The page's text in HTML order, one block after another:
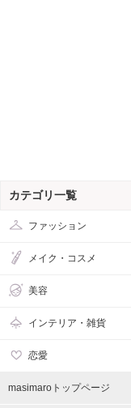
カテゴリ一覧
ファッション
メイク・コスメ
美容
インテリア・雑貨
恋愛
masimaroトップページ